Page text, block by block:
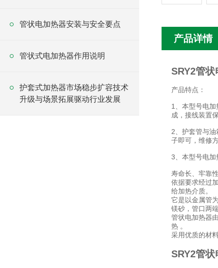
管状电加热器安装与安全要点
管状式电加热器作用说明
护套式加热器市场稳步扩容技术
升级与场景拓展驱动行业发展
产品详情
SRY2管
产品特点：
1、本型号电
成，接线装置
2、护套管与
子即可，维修
3、本型号电
寿命长、牢靠
依据要求经过
给加热介质。
它是以金属管
镁砂，管口两
管状电加热器
热 。
采用优质的材
SRY2管